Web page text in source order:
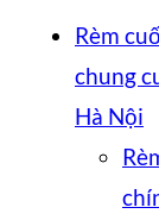
Rèm
chung
Hà Nội